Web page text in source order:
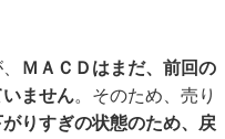
ＭＡＣＤはまだ、前回の
ません。そのため、売り
りすぎの状態のため、戻